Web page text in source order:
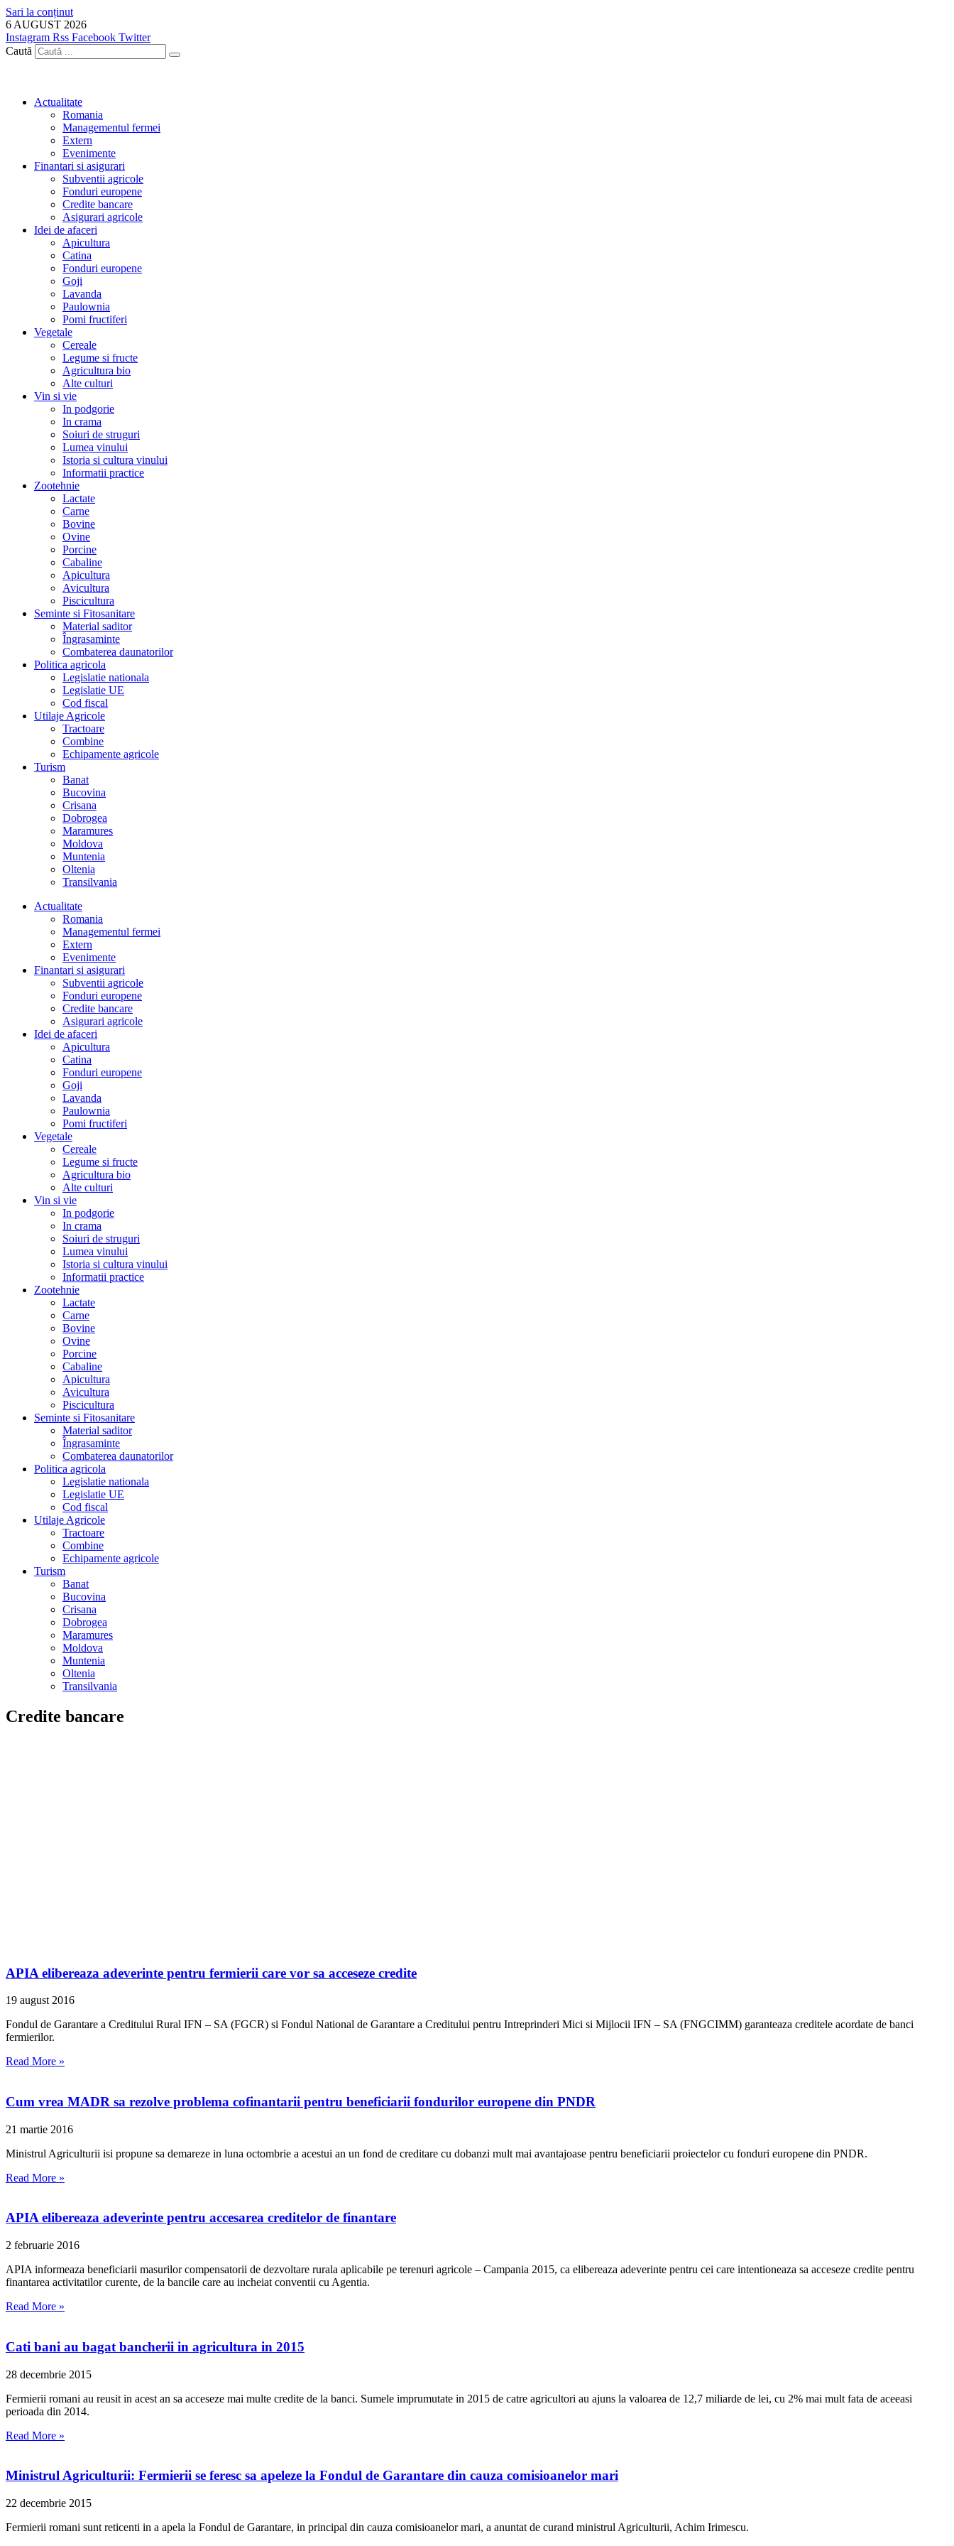
Sari la conținut
6 AUGUST 2026
Instagram Rss Facebook Twitter
Caută
Actualitate
Romania
Managementul fermei
Extern
Evenimente
Finantari si asigurari
Subventii agricole
Fonduri europene
Credite bancare
Asigurari agricole
Idei de afaceri
Apicultura
Catina
Fonduri europene
Goji
Lavanda
Paulownia
Pomi fructiferi
Vegetale
Cereale
Legume si fructe
Agricultura bio
Alte culturi
Vin si vie
In podgorie
In crama
Soiuri de struguri
Lumea vinului
Istoria si cultura vinului
Informatii practice
Zootehnie
Lactate
Carne
Bovine
Ovine
Porcine
Cabaline
Apicultura
Avicultura
Piscicultura
Seminte si Fitosanitare
Material saditor
Îngrasaminte
Combaterea daunatorilor
Politica agricola
Legislatie nationala
Legislatie UE
Cod fiscal
Utilaje Agricole
Tractoare
Combine
Echipamente agricole
Turism
Banat
Bucovina
Crisana
Dobrogea
Maramures
Moldova
Muntenia
Oltenia
Transilvania
Actualitate
Romania
Managementul fermei
Extern
Evenimente
Finantari si asigurari
Subventii agricole
Fonduri europene
Credite bancare
Asigurari agricole
Idei de afaceri
Apicultura
Catina
Fonduri europene
Goji
Lavanda
Paulownia
Pomi fructiferi
Vegetale
Cereale
Legume si fructe
Agricultura bio
Alte culturi
Vin si vie
In podgorie
In crama
Soiuri de struguri
Lumea vinului
Istoria si cultura vinului
Informatii practice
Zootehnie
Lactate
Carne
Bovine
Ovine
Porcine
Cabaline
Apicultura
Avicultura
Piscicultura
Seminte si Fitosanitare
Material saditor
Îngrasaminte
Combaterea daunatorilor
Politica agricola
Legislatie nationala
Legislatie UE
Cod fiscal
Utilaje Agricole
Tractoare
Combine
Echipamente agricole
Turism
Banat
Bucovina
Crisana
Dobrogea
Maramures
Moldova
Muntenia
Oltenia
Transilvania
Credite bancare
APIA elibereaza adeverinte pentru fermierii care vor sa acceseze credite
19 august 2016
Fondul de Garantare a Creditului Rural IFN – SA (FGCR) si Fondul National de Garantare a Creditului pentru Intreprinderi Mici si Mijlocii IFN – SA (FNGCIMM) garanteaza creditele acordate de banci
fermierilor.
Read More »
Cum vrea MADR sa rezolve problema cofinantarii pentru beneficiarii fondurilor europene din PNDR
21 martie 2016
Ministrul Agriculturii isi propune sa demareze in luna octombrie a acestui an un fond de creditare cu dobanzi mult mai avantajoase pentru beneficiarii proiectelor cu fonduri europene din PNDR.
Read More »
APIA elibereaza adeverinte pentru accesarea creditelor de finantare
2 februarie 2016
APIA informeaza beneficiarii masurilor compensatorii de dezvoltare rurala aplicabile pe terenuri agricole – Campania 2015, ca elibereaza adeverinte pentru cei care intentioneaza sa acceseze credite pentru
finantarea activitatilor curente, de la bancile care au incheiat conventii cu Agentia.
Read More »
Cati bani au bagat bancherii in agricultura in 2015
28 decembrie 2015
Fermierii romani au reusit in acest an sa acceseze mai multe credite de la banci. Sumele imprumutate in 2015 de catre agricultori au ajuns la valoarea de 12,7 miliarde de lei, cu 2% mai mult fata de aceeasi
perioada din 2014.
Read More »
Ministrul Agriculturii: Fermierii se feresc sa apeleze la Fondul de Garantare din cauza comisioanelor mari
22 decembrie 2015
Fermierii romani sunt reticenti in a apela la Fondul de Garantare, in principal din cauza comisioanelor mari, a anuntat de curand ministrul Agriculturii, Achim Irimescu.